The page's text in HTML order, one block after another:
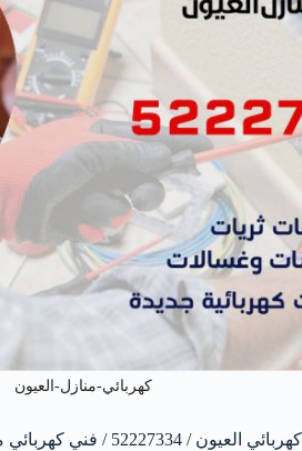
كهربائي-منازل-العيون
كهربائي العيون / 52227334 / فني كهربائي منازل العيون